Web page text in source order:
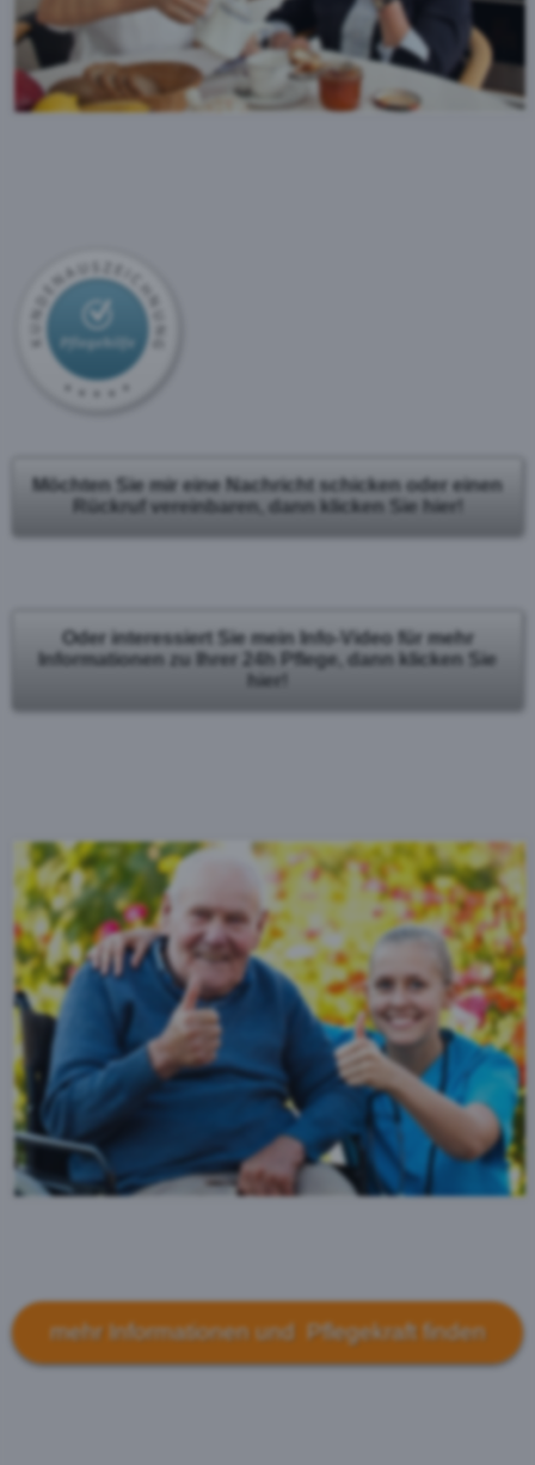
Möchten Sie mir eine Nachricht schicken oder einen
Rückruf vereinbaren, dann klicken Sie hier!
Oder interessiert Sie mein Info-Video für mehr
Informationen zu Ihrer 24h Pflege, dann klicken Sie
hier!
mehr Informationen und Pflegekraft finden